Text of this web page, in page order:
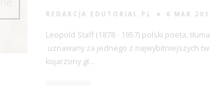
REDAKCJA EDUTORIAL.PL 6 MAR
Leopold Staff (1878 - 1957) polski poeta,
uznawany za jednego z najwybitniejszych
kojarzony gł...